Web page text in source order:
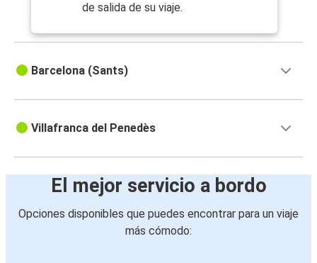
de salida de su viaje.
Barcelona (Sants)
Villafranca del Penedès
El mejor servicio a bordo
Opciones disponibles que puedes encontrar para un viaje
más cómodo: